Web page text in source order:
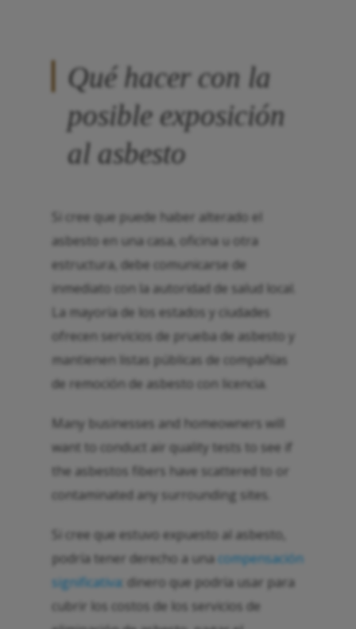
Qué hacer con la
posible exposición
al asbesto
Si cree que puede haber alterado el
asbesto en una casa, oficina u otra
estructura, debe comunicarse de
inmediato con la autoridad de salud local.
La mayoría de los estados y ciudades
ofrecen servicios de prueba de asbesto y
mantienen listas públicas de compañías
de remoción de asbesto con licencia.
Many businesses and homeowners will
want to conduct air quality tests to see if
the asbestos fibers have scattered to or
contaminated any surrounding sites.
Si cree que estuvo expuesto al asbesto,
podría tener derecho a una compensación
significativa: dinero que podría usar para
cubrir los costos de los servicios de